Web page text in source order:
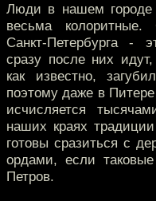
Люди в нашем
весьма колоритные.
Санкт-Петербурга -
сразу после них
как известно,
поэтому даже в Питере
исчисляется
наших краях
готовы сразиться с
ордами, если
Петров.